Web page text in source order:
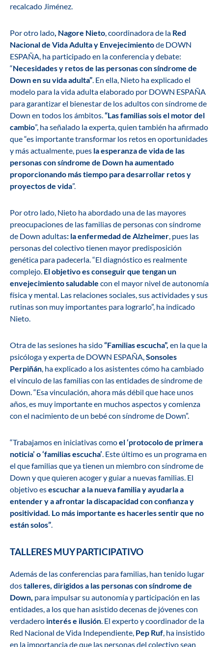
recalcado Jiménez.
Por otro lado, Nagore Nieto, coordinadora de la Red
Nacional de Vida Adulta y Envejecimientode DOWN
ESPAÑA, ha participado en la conferencia y debate:
“Necesidades y retos de las personas con síndrome de
Down en su vida adulta”. En ella, Nieto ha explicado el
modelo para la vida adulta elaborado por DOWN ESPAÑA
para garantizar el bienestar de los adultos con síndrome de
Down en todos los ámbitos.“Las familias sois el motor del
cambio”, ha señalado la experta, quien también ha afirmado
que “es importante transformar los retos en oportunidades
y más actualmente, pues la esperanza de vida de las
personas con síndrome de Down ha aumentado
proporcionando más tiempo para desarrollar retos y
proyectos de vida”.
Por otro lado, Nieto ha abordado una de las mayores
preocupaciones de las familias de personas con síndrome
de Down adultas: la enfermedad de Alzheimer, pues las
personas del colectivo tienen mayor predisposición
genética para padecerla. “El diagnóstico es realmente
complejo. El objetivo es conseguir que tengan un
envejecimiento saludable con el mayor nivel de autonomía
física y mental. Las relaciones sociales, sus actividades y sus
rutinas son muy importantes para lograrlo”, ha indicado
Nieto.
Otra de las sesiones ha sido“Familias escucha”, en la que la
psicóloga y experta de DOWN ESPAÑA,Sonsoles
Perpiñán, ha explicado a los asistentes cómo ha cambiado
el vínculo de las familias con las entidades de síndrome de
Down. “Esa vinculación, ahora más débil que hace unos
años, es muy importante en muchos aspectos y comienza
con el nacimiento de un bebé con síndrome de Down”.
“Trabajamos en iniciativas comoel ‘protocolo de primera
noticia’ o ‘familias escucha’. Este último es un programa en
el que familias que ya tienen un miembro con síndrome de
Down y que quieren acoger y guiar a nuevas familias. El
objetivo esescuchar a la nueva familia y ayudarla a
entender y a afrontar la discapacidad con confianza y
positividad. Lo más importante es hacerles sentir que no
están solos”.
TALLERES MUY PARTICIPATIVO
Además de las conferencias para familias, han tenido lugar
dostalleres, dirigidos a las personas con síndrome de
Down, para impulsar su autonomía y participación en las
entidades, a los que han asistido decenas de jóvenes con
verdadero interés e ilusión. El experto y coordinador de la
Red Nacional de Vida Independiente, Pep Ruf, ha insistido
en la importancia de que las personas del colectivo sean